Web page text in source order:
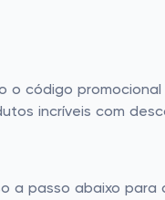
código
incríveis com
a passo abaixo para